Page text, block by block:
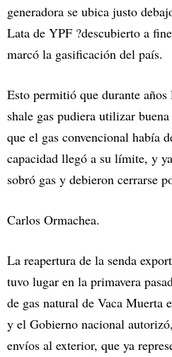
generadora se ubica justo
Lata de YPF ?descubierto a
marcó la gasificación del país.
Esto permitió que durante
shale gas pudiera utilizar
que el gas convencional había
capacidad llegó a su límite, y
sobró gas y debieron cerrarse
Carlos Ormachea.
La reapertura de la senda
tuvo lugar en la primavera
de gas natural de Vaca Muerta
y el Gobierno nacional
envíos al exterior, que ya